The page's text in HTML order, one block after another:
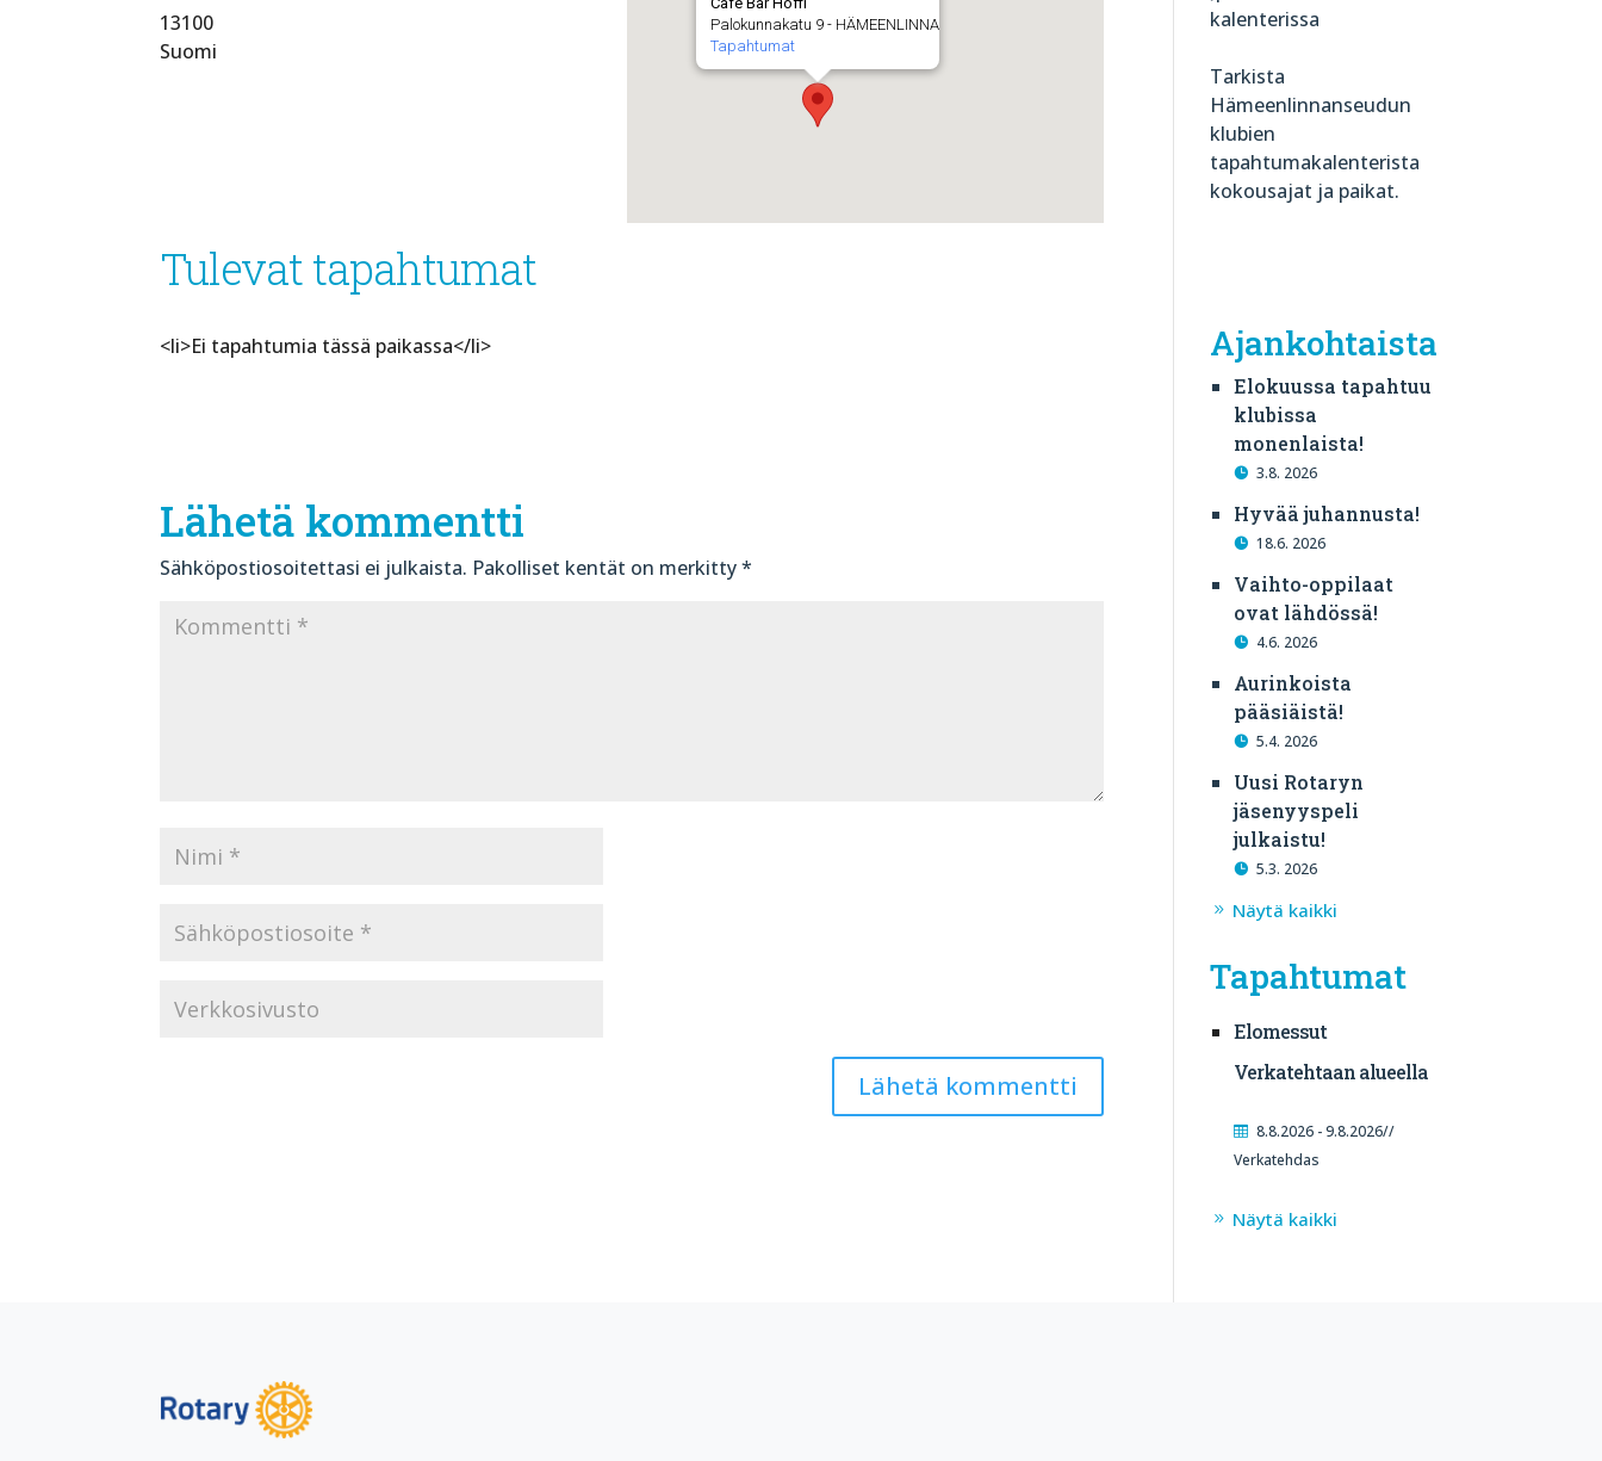
Palokunnakatu 9 - HÄMEENLINNA
Tapahtumat
13100
Suomi
Tulevat tapahtumat
<li>Ei tapahtumia tässä paikassa</li>
Lähetä kommentti
Sähköpostiosoitettasi ei julkaista. Pakolliset kentät on merkitty*
kalenterissa
Tarkista
Hämeenlinnanseudun
klubien
tapahtumakalenterista
kokousajat ja paikat.
Ajankohtaista
Elokuussa tapahtuu
klubissa
monenlaista!
3.8. 2026
Hyvää juhannusta!
18.6. 2026
Vaihto-oppilaat
ovat lähdössä!
4.6. 2026
Aurinkoista
pääsiäistä!
5.4. 2026
Uusi Rotaryn
jäsenyyspeli
julkaistu!
5.3. 2026
Näytä kaikki
Tapahtumat
Elomessut
Verkatehtaan alueella
8.8.2026 - 9.8.2026//
Verkatehdas
Näytä kaikki